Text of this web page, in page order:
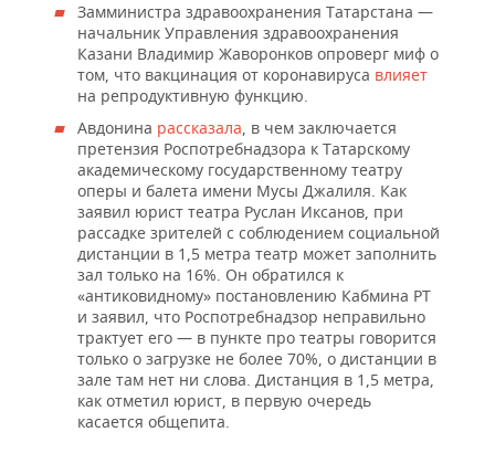
Замминистра здравоохранения Татарстана —
начальник Управления здравоохранения
Казани Владимир Жаворонков опроверг миф о
том, что вакцинация от коронавируса влияет
на репродуктивную функцию.
Авдонина рассказала, в чем заключается
претензия Роспотребнадзора к Татарскому
академическому государственному театру
оперы и балета имени Мусы Джалиля. Как
заявил юрист театра Руслан Иксанов, при
рассадке зрителей с соблюдением социальной
дистанции в 1,5 метра театр может заполнить
зал только на 16%. Он обратился к
«антиковидному» постановлению Кабмина РТ
и заявил, что Роспотребнадзор неправильно
трактует его — в пункте про театры говорится
только о загрузке не более 70%, о дистанции в
зале там нет ни слова. Дистанция в 1,5 метра,
как отметил юрист, в первую очередь
касается общепита.